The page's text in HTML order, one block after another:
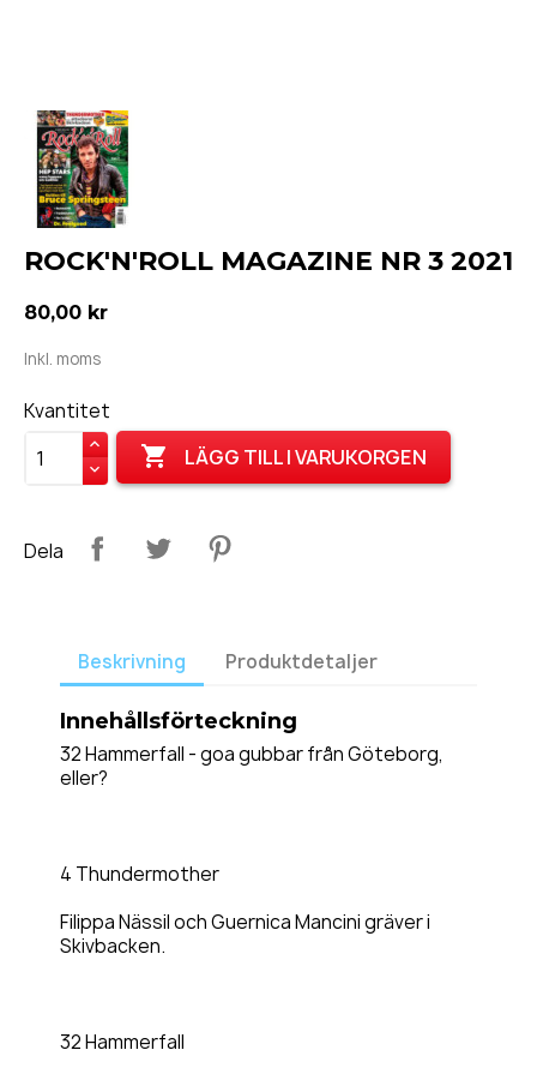
ROCK'N'ROLL MAGAZINE NR 3 2021
80,00 kr
Inkl. moms
Kvantitet
 LÄGG TILL I VARUKORGEN
Dela
Beskrivning Produktdetaljer
Innehållsförteckning
32 Hammerfall - goa gubbar från Göteborg,
eller?
4 Thundermother
Filippa Nässil och Guernica Mancini gräver i
Skivbacken.
32 Hammerfall